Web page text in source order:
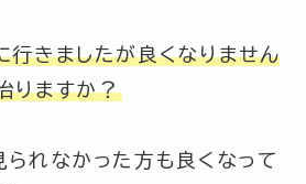
行きましたが良くなりません
りますか？
れなかった方も良くなって